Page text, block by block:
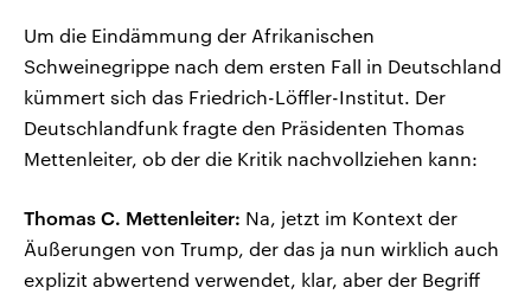
Um die Eindämmung der Afrikanischen
Schweinegrippe nach dem ersten Fall in Deutschland
kümmert sich das Friedrich-Löffler-Institut. Der
Deutschlandfunk fragte den Präsidenten Thomas
Mettenleiter, ob der die Kritik nachvollziehen kann:
Thomas C. Mettenleiter: Na, jetzt im Kontext der
Äußerungen von Trump, der das ja nun wirklich auch
explizit abwertend verwendet, klar, aber der Begriff